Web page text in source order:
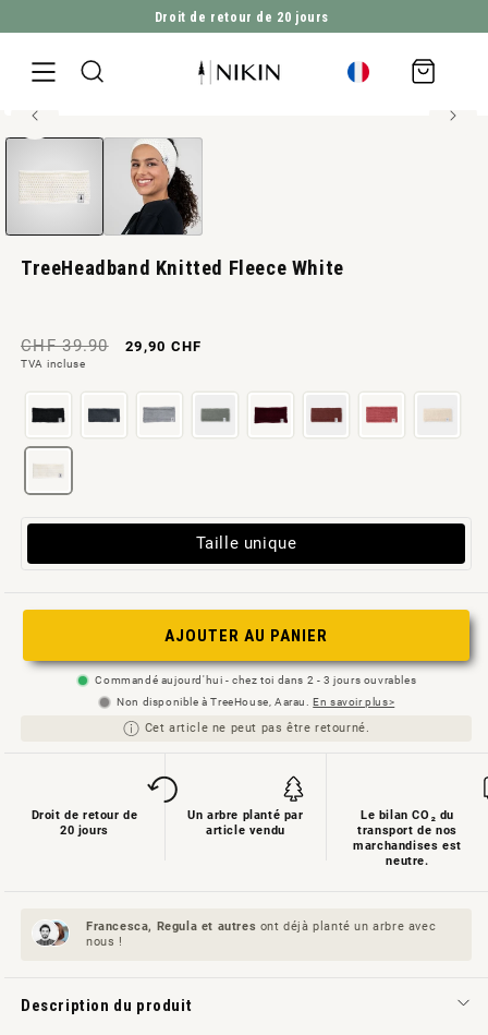
ALLER DIRECTEMENT AU CONTENU
Droit de retour de 20 jours
Panier
d'achat
ALLER À L'INFORMATION SUR LE PRODUIT
Ouvrir
le
modal
TreeHeadband Knitted Fleece White
CHF 39.90
Prix
Prix
vente
29,90 CHF
TVA incluse
Taille unique
disponible
AJOUTER AU PANIER
Commandé aujourd'hui - chez toi dans 2 - 3 jours ouvrables
Non disponible à TreeHouse, Aarau. En savoir plus>
Cet article ne peut pas être retourné.
Droit de retour de
20 jours
Un arbre planté par
article vendu
Le bilan CO₂ du
transport de nos
marchandises est
neutre.
Francesca, Regula et autres ont déjà planté un arbre avec
nous !
Description du produit